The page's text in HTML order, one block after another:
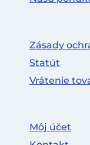
Zásady
Statút
Vrátenie
Môj účet